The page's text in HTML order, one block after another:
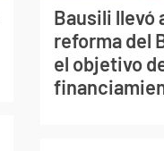
Bausili llevó
reforma del
el objetivo